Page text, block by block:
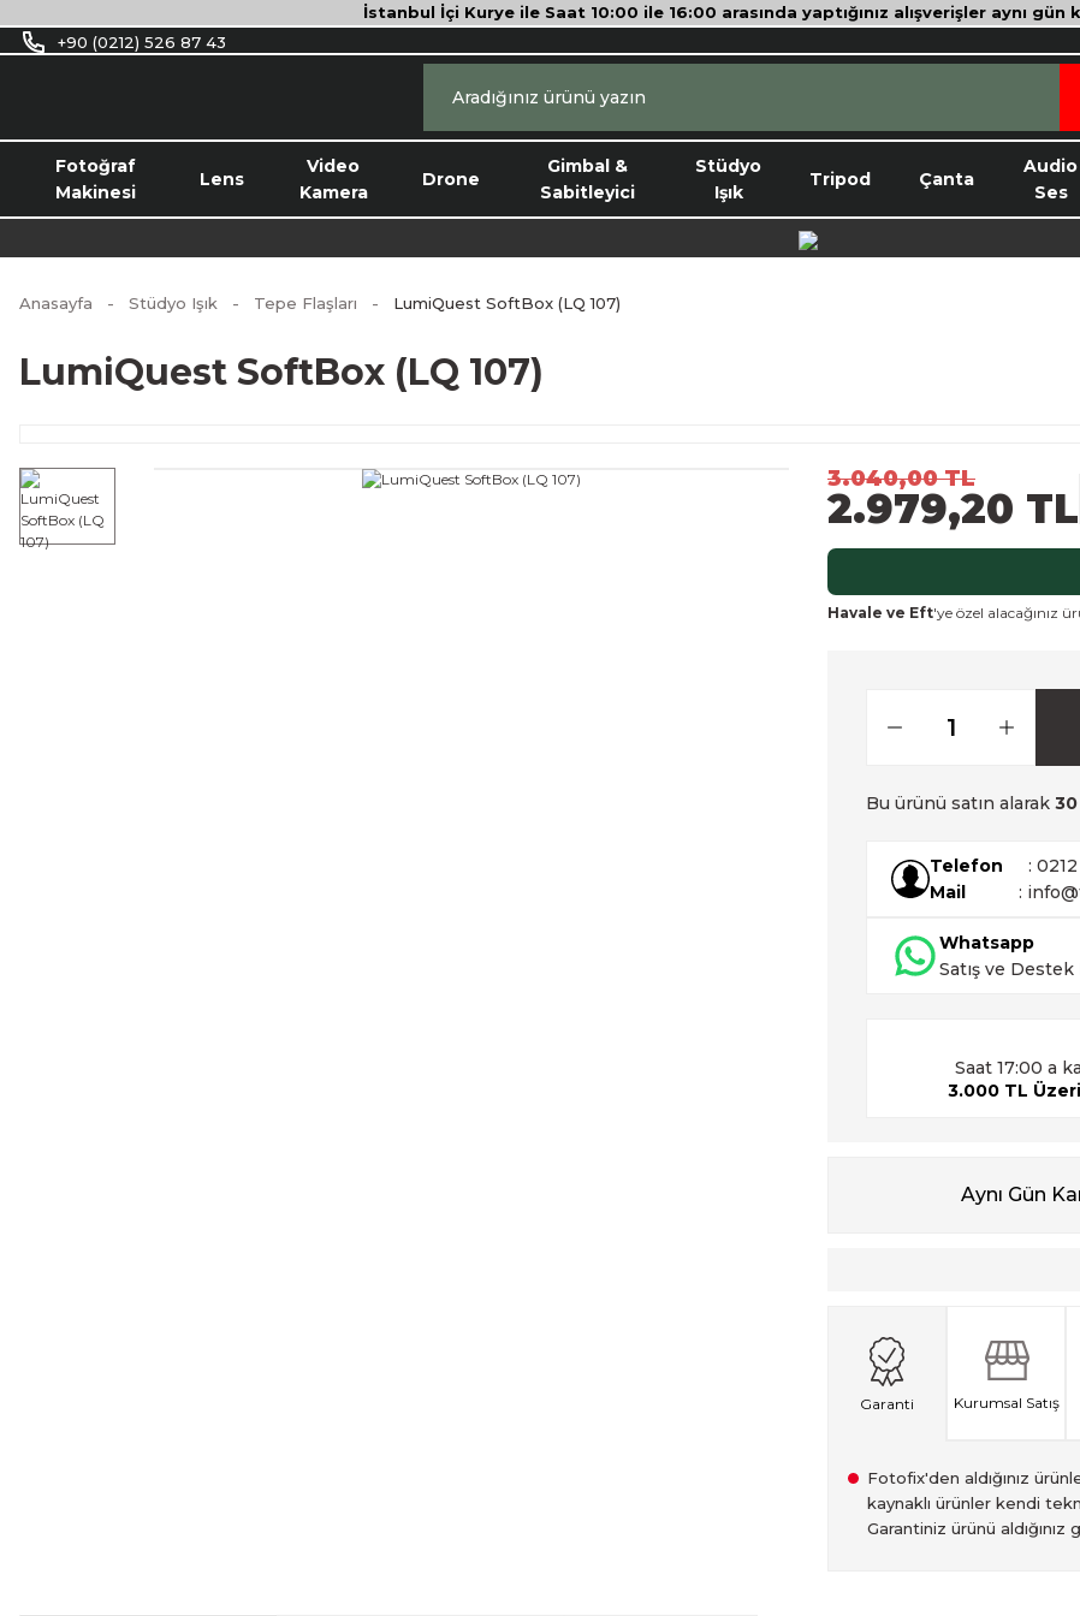
İstanbul İçi Kurye ile Saat 10:00 ile 16:00 arasında yaptığınız alışverişler aynı
+90 (0212) 526 87 43
Fotoğraf
Makinesi
Lens
Video
Kamera
Drone
Gimbal &
Sabitleyici
Stüdyo
Işık
Tripod Çanta
Audio
Ses
Anasayfa Stüdyo Işık Tepe Flaşları LumiQuest SoftBox (LQ 107)
LumiQuest SoftBox (LQ 107)
3.040,00 TL
2.979,20 TL
Havale ve Eft'ye özel alacağınız
Bu ürünü satın alarak 30
Telefon
:
Mail
:
Whatsapp
Satış ve Destek
Saat 17:00 a
3.000 TL
Aynı Gün
Garanti Kurumsal Satış
Fotofix'den aldığınız
kaynaklı ürünler kendi
Garantiniz ürünü